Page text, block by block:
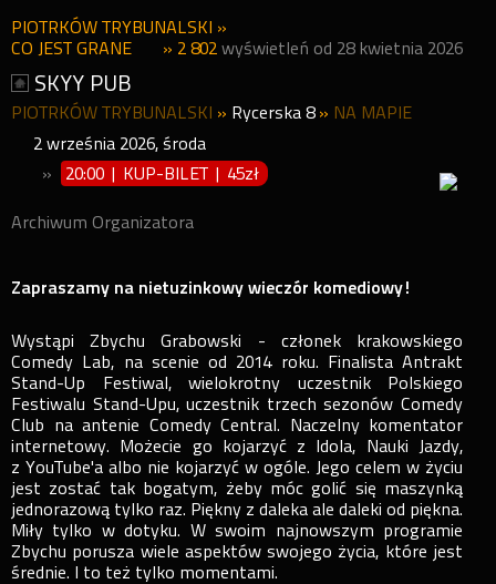
PIOTRKÓW TRYBUNALSKI »
CO JEST GRANE
» 2 802 wyświetleń od 28 kwietnia 2026
SKYY PUB
PIOTRKÓW TRYBUNALSKI » Rycerska 8 » NA MAPIE
2 września 2026, środa
»
20:00 | KUP-BILET | 45zł
Archiwum Organizatora
Zapraszamy na nietuzinkowy wieczór komediowy!
Wystąpi Zbychu Grabowski - członek krakowskiego
Comedy Lab, na scenie od 2014 roku. Finalista Antrakt
Stand-Up Festiwal, wielokrotny uczestnik Polskiego
Festiwalu Stand-Upu, uczestnik trzech sezonów Comedy
Club na antenie Comedy Central. Naczelny komentator
internetowy. Możecie go kojarzyć z Idola, Nauki Jazdy,
z YouTube'a albo nie kojarzyć w ogóle. Jego celem w życiu
jest zostać tak bogatym, żeby móc golić się maszynką
jednorazową tylko raz. Piękny z daleka ale daleki od piękna.
Miły tylko w dotyku. W swoim najnowszym programie
Zbychu porusza wiele aspektów swojego życia, które jest
średnie. I to też tylko momentami.